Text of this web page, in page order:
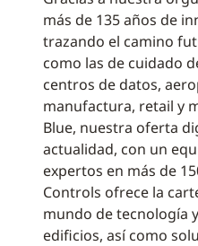
más de 135 años de
trazando el camino
como las de cuidado
centros de datos,
manufactura, retail y
Blue, nuestra oferta
actualidad, con un
expertos en más de
Controls ofrece la
mundo de tecnología
edificios, así como